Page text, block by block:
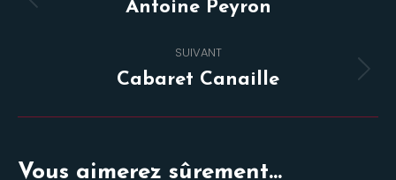
Onglet
Antoine Peyron
SUIVANT
Projets
Cabaret Canaille
Vous aimerez sûrement...